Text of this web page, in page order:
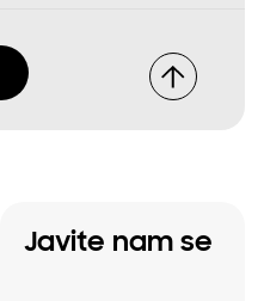
Javite nam se